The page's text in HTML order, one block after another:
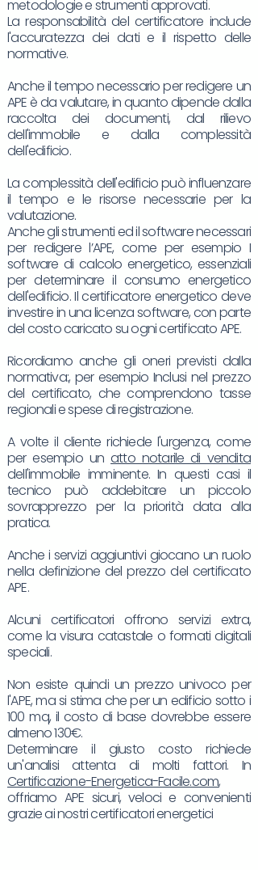
metodologie e strumenti approvati.
La responsabilità del certificatore include
l'accuratezza dei dati e il rispetto delle
normative.
Anche il tempo necessario per redigere un
APE è da valutare, in quanto dipende dalla
raccolta dei documenti, dal rilievo
dell'immobile e dalla complessità
dell'edificio.
La complessità dell'edificio può influenzare
il tempo e le risorse necessarie per la
valutazione.
Anche gli strumenti ed il software necessari
per redigere l’APE, come per esempio I
software di calcolo energetico, essenziali
per determinare il consumo energetico
dell'edificio. Il certificatore energetico deve
investire in una licenza software, con parte
del costo caricato su ogni certificato APE.
Ricordiamo anche gli oneri previsti dalla
normativa:, per esempio Inclusi nel prezzo
del certificato, che comprendono tasse
regionali e spese di registrazione.
A volte il cliente richiede l'urgenza, come
per esempio unatto notarile di vendita
dell'immobile imminente. In questi casi il
tecnico può addebitare un piccolo
sovrapprezzo per la priorità data alla
pratica.
Anche i servizi aggiuntivi giocano un ruolo
nella definizione del prezzo del certificato
APE.
Alcuni certificatori offrono servizi extra,
come la visura catastale o formati digitali
speciali.
Non esiste quindi un prezzo univoco per
l'APE, ma si stima che per un edificio sotto i
100 mq, il costo di base dovrebbe essere
almeno 130€.
Determinare il giusto costo richiede
un'analisi attenta di molti fattori. In
Certificazione-Energetica-Facile.com,
offriamo APE sicuri, veloci e convenienti
grazie ai nostri certificatori energetici